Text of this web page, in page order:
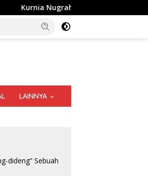
Raih Penghargaan Indonesia
LAINNYA